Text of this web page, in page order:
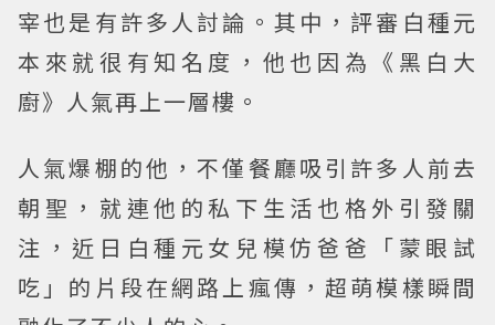
宰也是有許多人討論。其中，評審白種元
本來就很有知名度，他也因為《黑白大
廚》人氣再上一層樓。
人氣爆棚的他，不僅餐廳吸引許多人前去
朝聖，就連他的私下生活也格外引發關
注，近日白種元女兒模仿爸爸「蒙眼試
吃」的片段在網路上瘋傳，超萌模樣瞬間